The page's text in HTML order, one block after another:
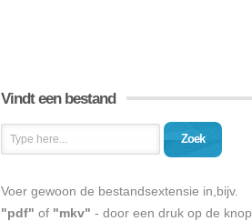
Vindt een bestand
Zoek
Voer gewoon de bestandsextensie in,bijv.
"pdf" of "mkv" - door een druk op de knop